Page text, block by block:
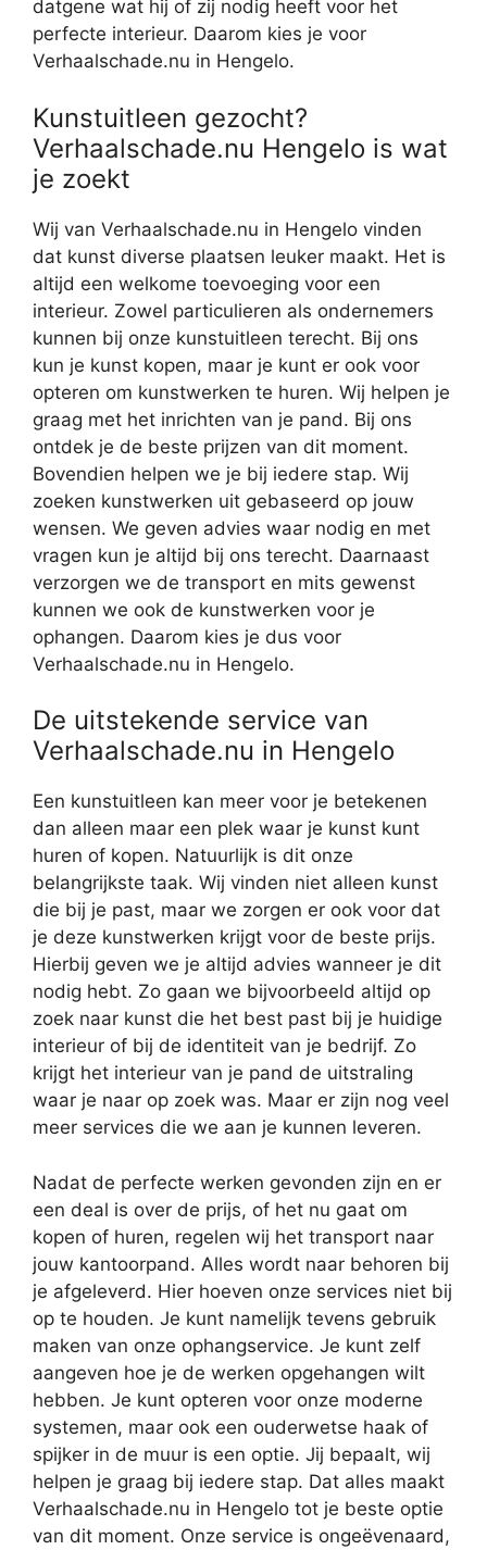
datgene wat hij of zij nodig heeft voor het
perfecte interieur. Daarom kies je voor
Verhaalschade.nu in Hengelo.
Kunstuitleen gezocht?
Verhaalschade.nu Hengelo is wat
je zoekt
Wij van Verhaalschade.nu in Hengelo vinden
dat kunst diverse plaatsen leuker maakt. Het is
altijd een welkome toevoeging voor een
interieur. Zowel particulieren als ondernemers
kunnen bij onze kunstuitleen terecht. Bij ons
kun je kunst kopen, maar je kunt er ook voor
opteren om kunstwerken te huren. Wij helpen je
graag met het inrichten van je pand. Bij ons
ontdek je de beste prijzen van dit moment.
Bovendien helpen we je bij iedere stap. Wij
zoeken kunstwerken uit gebaseerd op jouw
wensen. We geven advies waar nodig en met
vragen kun je altijd bij ons terecht. Daarnaast
verzorgen we de transport en mits gewenst
kunnen we ook de kunstwerken voor je
ophangen. Daarom kies je dus voor
Verhaalschade.nu in Hengelo.
De uitstekende service van
Verhaalschade.nu in Hengelo
Een kunstuitleen kan meer voor je betekenen
dan alleen maar een plek waar je kunst kunt
huren of kopen. Natuurlijk is dit onze
belangrijkste taak. Wij vinden niet alleen kunst
die bij je past, maar we zorgen er ook voor dat
je deze kunstwerken krijgt voor de beste prijs.
Hierbij geven we je altijd advies wanneer je dit
nodig hebt. Zo gaan we bijvoorbeeld altijd op
zoek naar kunst die het best past bij je huidige
interieur of bij de identiteit van je bedrijf. Zo
krijgt het interieur van je pand de uitstraling
waar je naar op zoek was. Maar er zijn nog veel
meer services die we aan je kunnen leveren.
Nadat de perfecte werken gevonden zijn en er
een deal is over de prijs, of het nu gaat om
kopen of huren, regelen wij het transport naar
jouw kantoorpand. Alles wordt naar behoren bij
je afgeleverd. Hier hoeven onze services niet bij
op te houden. Je kunt namelijk tevens gebruik
maken van onze ophangservice. Je kunt zelf
aangeven hoe je de werken opgehangen wilt
hebben. Je kunt opteren voor onze moderne
systemen, maar ook een ouderwetse haak of
spijker in de muur is een optie. Jij bepaalt, wij
helpen je graag bij iedere stap. Dat alles maakt
Verhaalschade.nu in Hengelo tot je beste optie
van dit moment. Onze service is ongeëvenaard,